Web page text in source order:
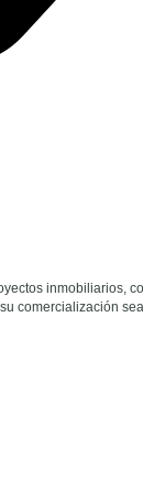
inmobiliarios,
comercialización